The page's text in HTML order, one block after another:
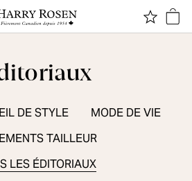
DE STYLE
MODE DE VIE
TAILLEUR
LES ÉDITORIAUX